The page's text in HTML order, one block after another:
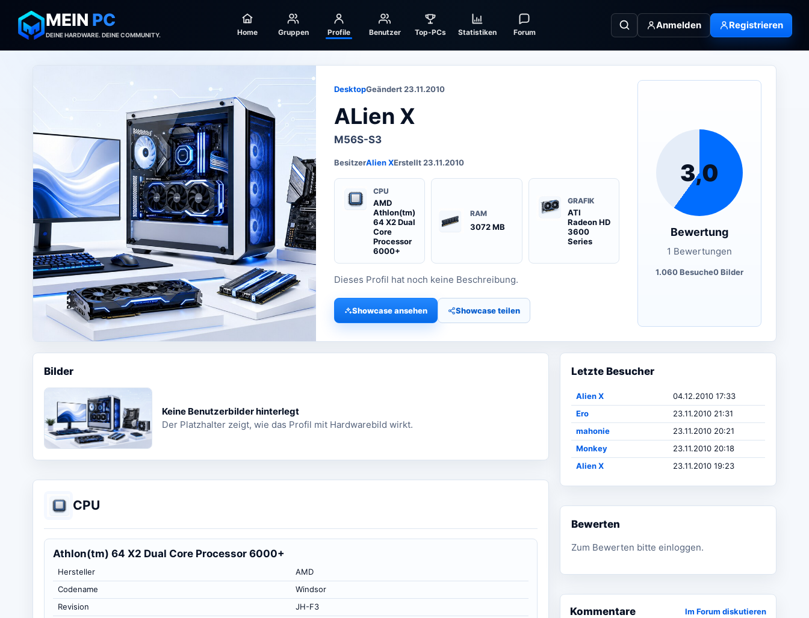
MEIN PC
DEINE HARDWARE. DEINE COMMUNITY. Home Gruppen Profile Benutzer Top-PCs Statistiken Forum
Anmelden Registrieren
DesktopGeändert 23.11.2010
ALien X
M56S-S3
BesitzerAlien XErstellt 23.11.2010
CPU
AMD
Athlon(tm)
64 X2 Dual
Core
Processor
6000+
RAM
3072 MB
GRAFIK
ATI
Radeon HD
3600
Series
Dieses Profil hat noch keine Beschreibung.
Showcase ansehen Showcase teilen
3,0
Bewertung
1 Bewertungen
1.060 Besuche0 Bilder
Bilder
Keine Benutzerbilder hinterlegt
Der Platzhalter zeigt, wie das Profil mit Hardwarebild wirkt.
CPU
Athlon(tm) 64 X2 Dual Core Processor 6000+
Hersteller
AMD
Codename
Windsor
Revision
JH-F3
Letzte Besucher
Alien X
04.12.2010 17:33
Ero
23.11.2010 21:31
mahonie
23.11.2010 20:21
Monkey
23.11.2010 20:18
Alien X
23.11.2010 19:23
Bewerten
Zum Bewerten bitte einloggen.
Kommentare Im Forum diskutieren